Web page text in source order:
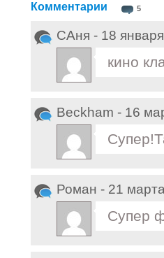
Комментарии 5
САня - 18
кино
Beckham - 16
Роман - 21
Супер